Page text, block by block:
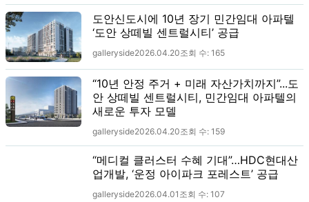
도안신도시에 10년 장기 민간임대 아파텔
‘도안 상떼빌 센트럴시티’ 공급
galleryside2026.04.20조회 수: 165
“10년 안정 주거 + 미래 자산가치까지”...도
안 상떼빌 센트럴시티, 민간임대 아파텔의
새로운 투자 모델
galleryside2026.04.20조회 수: 159
“메디컬 클러스터 수혜 기대”…HDC현대산
업개발, ‘운정 아이파크 포레스트’ 공급
galleryside2026.04.01 조회 수: 107